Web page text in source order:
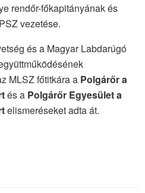
rendőr-főkapitányának és
vezetése.
és a Magyar Labdarúgó
MLSZ főtitkára a Polgárőr a
és a Polgárőr Egyesület a
elismeréseket adta át.